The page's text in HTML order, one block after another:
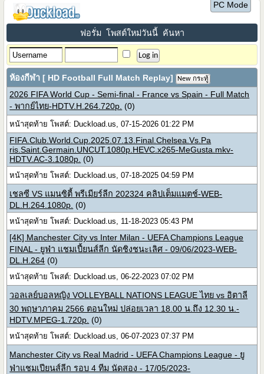
PC Mode
ฟอรั่ม โพสต์ใหม่วันนี้ ค้นหา
ห้องกีฬา [ HD Football Full Match Replay] New กระทู้
2026 FIFA World Cup - Semi-final - France vs Spain - Full Match
- พากย์ไทย-HDTV.H.264.720p. (0)
หน้าสุดท้าย โพสต์: Duckload.us, 07-15-2026 01:22 PM
FIFA.Club.World.Cup.2025.07.13.Final.Chelsea.Vs.Pa
ris.Saint.Germain.UNCUT.1080p.HEVC.x265-MeGusta.mkv-
HDTV.AC-3.1080p. (0)
หน้าสุดท้าย โพสต์: Duckload.us, 07-18-2025 04:59 PM
เชลซี VS แมนซิตี้ พรีเมียร์ลีก 202324 คลิปเต็มแมตช์-WEB-
DL.H.264.1080p. (0)
หน้าสุดท้าย โพสต์: Duckload.us, 11-18-2023 05:43 PM
[4K] Manchester City vs Inter Milan - UEFA Champions League
FINAL - ยูฟ่า แชมเปี้ยนส์ลีก นัดชิงชนะเลิศ - 09/06/2023-WEB-
DL.H.264 (0)
หน้าสุดท้าย โพสต์: Duckload.us, 06-22-2023 07:02 PM
วอลเลย์บอลหญิง VOLLEYBALL NATIONS LEAGUE ไทย vs อิตาลี
30 พฤษาภาคม 2566 ตอนใหม่ ปล่อยเวลา 18.00 น.ถึง 12.30 น.-
HDTV.MPEG-1.720p. (0)
หน้าสุดท้าย โพสต์: Duckload.us, 06-07-2023 07:37 PM
Manchester City vs Real Madrid - UEFA Champions League - ยู
ฟ่าแชมเปียนส์ลีก รอบ 4 ทีม นัดสอง - 17/05/2023-